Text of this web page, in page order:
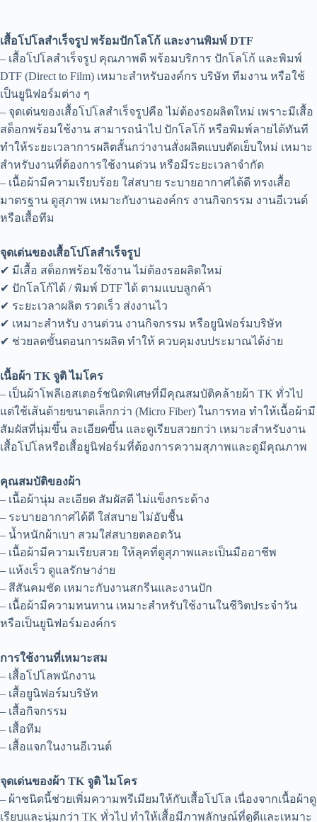
เสื้อโปโลสำเร็จรูป พร้อมปักโลโก้ และงานพิมพ์ DTF
– เสื้อโปโลสำเร็จรูป คุณภาพดี พร้อมบริการ ปักโลโก้ และพิมพ์
DTF (Direct to Film) เหมาะสำหรับองค์กร บริษัท ทีมงาน หรือใช้
เป็นยูนิฟอร์มต่าง ๆ
– จุดเด่นของเสื้อโปโลสำเร็จรูปคือ ไม่ต้องรอผลิตใหม่ เพราะมีเสื้อ
สต็อกพร้อมใช้งาน สามารถนำไป ปักโลโก้ หรือพิมพ์ลายได้ทันที
ทำให้ระยะเวลาการผลิตสั้นกว่างานสั่งผลิตแบบตัดเย็บใหม่ เหมาะ
สำหรับงานที่ต้องการใช้งานด่วน หรือมีระยะเวลาจำกัด
– เนื้อผ้ามีความเรียบร้อย ใส่สบาย ระบายอากาศได้ดี ทรงเสื้อ
มาตรฐาน ดูสุภาพ เหมาะกับงานองค์กร งานกิจกรรม งานอีเวนต์
หรือเสื้อทีม
จุดเด่นของเสื้อโปโลสำเร็จรูป
✔ มีเสื้อ สต็อกพร้อมใช้งาน ไม่ต้องรอผลิตใหม่
✔ ปักโลโก้ได้ / พิมพ์ DTF ได้ ตามแบบลูกค้า
✔ ระยะเวลาผลิต รวดเร็ว ส่งงานไว
✔ เหมาะสำหรับ งานด่วน งานกิจกรรม หรือยูนิฟอร์มบริษัท
✔ ช่วยลดขั้นตอนการผลิต ทำให้ ควบคุมงบประมาณได้ง่าย
เนื้อผ้า TK จูติ ไมโคร
– เป็นผ้าโพลีเอสเตอร์ชนิดพิเศษที่มีคุณสมบัติคล้ายผ้า TK ทั่วไป
แต่ใช้เส้นด้ายขนาดเล็กกว่า (Micro Fiber) ในการทอ ทำให้เนื้อผ้ามี
สัมผัสที่นุ่มขึ้น ละเอียดขึ้น และดูเรียบสวยกว่า เหมาะสำหรับงาน
เสื้อโปโลหรือเสื้อยูนิฟอร์มที่ต้องการความสุภาพและดูมีคุณภาพ
คุณสมบัติของผ้า
– เนื้อผ้านุ่ม ละเอียด สัมผัสดี ไม่แข็งกระด้าง
– ระบายอากาศได้ดี ใส่สบาย ไม่อับชื้น
– น้ำหนักผ้าเบา สวมใส่สบายตลอดวัน
– เนื้อผ้ามีความเรียบสวย ให้ลุคที่ดูสุภาพและเป็นมืออาชีพ
– แห้งเร็ว ดูแลรักษาง่าย
– สีสันคมชัด เหมาะกับงานสกรีนและงานปัก
– เนื้อผ้ามีความทนทาน เหมาะสำหรับใช้งานในชีวิตประจำวัน
หรือเป็นยูนิฟอร์มองค์กร
การใช้งานที่เหมาะสม
– เสื้อโปโลพนักงาน
– เสื้อยูนิฟอร์มบริษัท
– เสื้อกิจกรรม
– เสื้อทีม
– เสื้อแจกในงานอีเวนต์
จุดเด่นของผ้า TK จูติ ไมโคร
– ผ้าชนิดนี้ช่วยเพิ่มความพรีเมียมให้กับเสื้อโปโล เนื่องจากเนื้อผ้าดู
เรียบและนุ่มกว่า TK ทั่วไป ทำให้เสื้อมีภาพลักษณ์ที่ดูดีและเหมาะ